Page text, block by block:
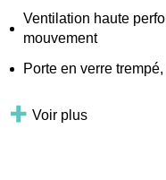
Ventilation haute
mouvement
Porte en verre
Voir plus